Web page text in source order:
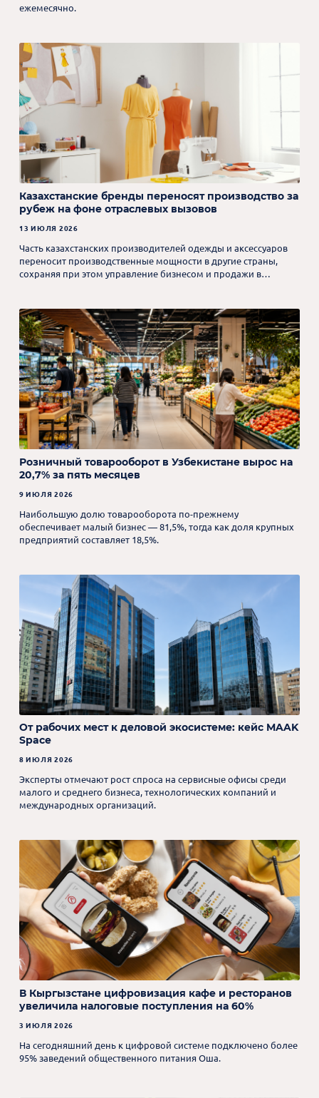
ежемесячно.
Казахстанские бренды переносят производство за
рубеж на фоне отраслевых вызовов
13 ИЮЛЯ 2026
Часть казахстанских производителей одежды и аксессуаров
переносит производственные мощности в другие страны,
сохраняя при этом управление бизнесом и продажи в
Розничный товарооборот в Узбекистане вырос на
20,7% за пять месяцев
9 ИЮЛЯ 2026
Наибольшую долю товарооборота по-прежнему
обеспечивает малый бизнес — 81,5%, тогда как доля крупных
предприятий составляет 18,5%.
От рабочих мест к деловой экосистеме: кейс MAAK
Space
8 ИЮЛЯ 2026
Эксперты отмечают рост спроса на сервисные офисы среди
малого и среднего бизнеса, технологических компаний и
международных организаций.
В Кыргызстане цифровизация кафе и ресторанов
увеличила налоговые поступления на 60%
3 ИЮЛЯ 2026
На сегодняшний день к цифровой системе подключено более
95% заведений общественного питания Оша.